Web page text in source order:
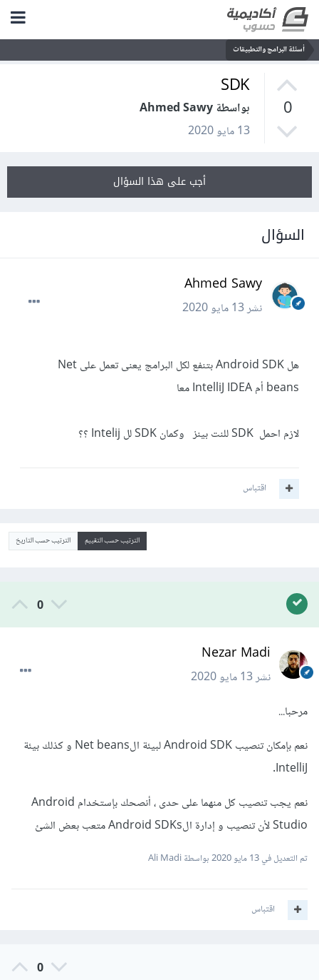
أسئلة البرامج والتطبيقات
0
SDK
بواسطة Ahmed Sawy
13 مايو 2020
أجب على هذا السؤال
السؤال
Ahmed Sawy
نشر13 مايو 2020
هل Android SDK بتنفع لكل البرامج يعنى تعمل على Net
beans أم IntelliJ IDEA معا
لازم احمل SDK للنت بينز وكمان SDK لل Intelij ؟؟
اقتباس
الترتيب حسب التقييم الترتيب حسب التاريخ
0
Nezar Madi
نشر13 مايو 2020
مرحبا...
نعم بإمكان تنصيب Android SDK لبيئة الNet beans و كذلك بيئة
IntelliJ.
نعم يجب تنصيب كل منهما على حدى ، أنصحك بإستخدام Android
Studio لأن تنصيب و إدارة الAndroid SDKs متعب بعض الشئ
تم التعديل في13 مايو 2020 بواسطة Ali Madi
اقتباس
0